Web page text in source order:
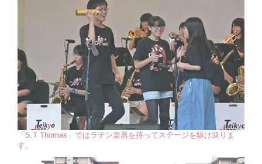
「S.T Thomas」ではラテン楽器を持ってステージを駆け巡りま
す。